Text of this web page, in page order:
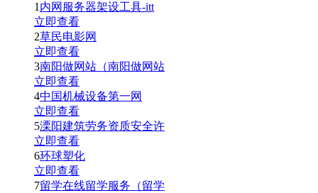
1 内网服务器架设工具-itt
立即查看
2草民电影网
立即查看
3南阳做网站（南阳做网站
立即查看
4中国机械设备第一网
立即查看
5溧阳建筑劳务资质安全许
立即查看
6环球塑化
立即查看
7留学在线留学服务（留学